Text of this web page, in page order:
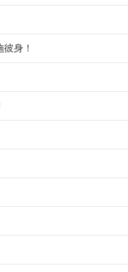
身！